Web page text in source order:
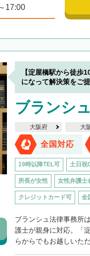
17:00
【淀屋橋駅から徒歩
になって解決策をご
ブランシ
大阪府 大
全国対応
19時以降TEL可 土日祝
所長が女性 女性弁護士
クレジットカード可 全
ブランシュ法律事務所
護士が親身に対応。「
らからでもお越しいた